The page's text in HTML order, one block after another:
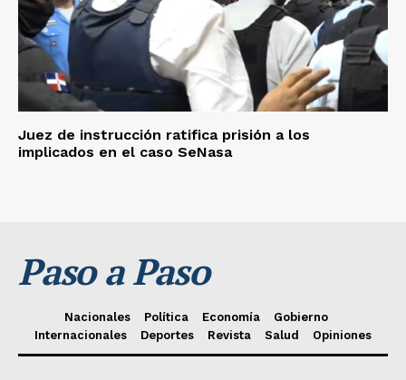
Juez de instrucción ratifica prisión a los
implicados en el caso SeNasa
Paso a Paso
Nacionales Política Economía
Gobierno
Internacionales
Deportes Revista Salud Opiniones